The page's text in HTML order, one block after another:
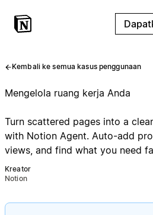
Kembali ke semua kasus penggunaan
Mengelola ruang kerja Anda
Turn scattered pages into a
with Notion Agent. Auto-add
views, and find what you need
Kreator
Notion